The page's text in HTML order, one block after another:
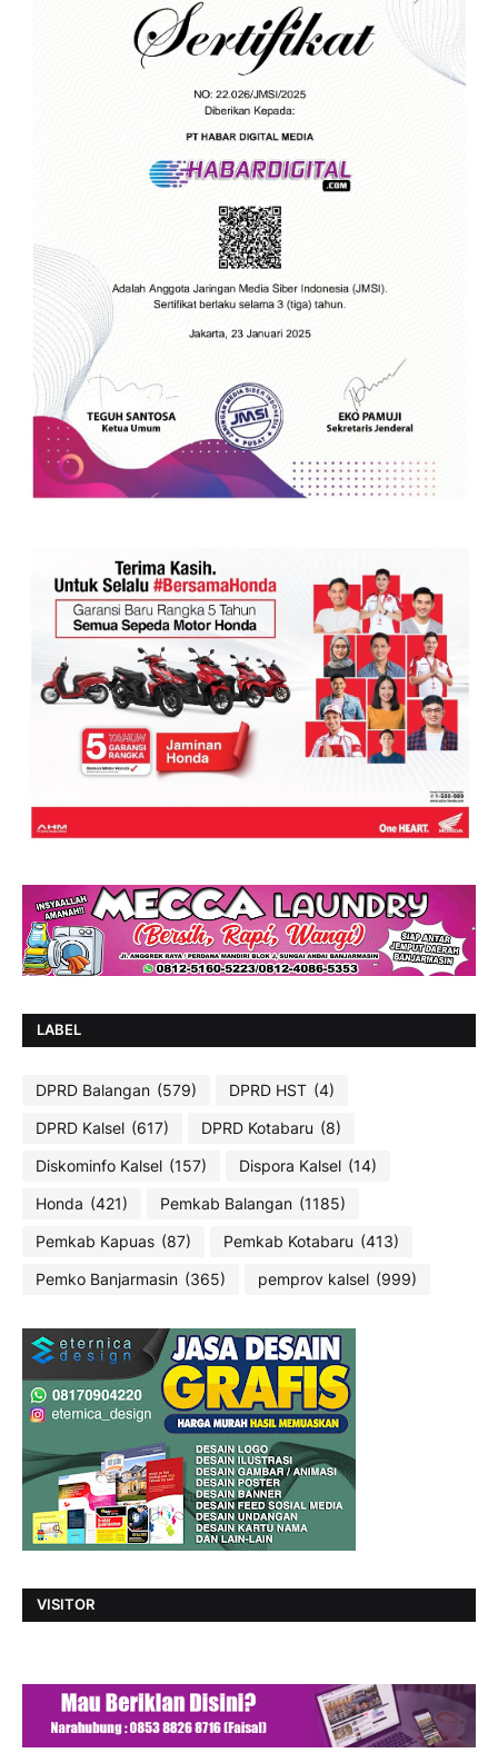
LABEL
DPRD Balangan (579) DPRD HST (4)
DPRD Kalsel (617) DPRD Kotabaru (8)
Diskominfo Kalsel (157) Dispora Kalsel (14)
Honda (421) Pemkab Balangan (1185)
Pemkab Kapuas (87) Pemkab Kotabaru (413)
Pemko Banjarmasin (365) pemprov kalsel (999)
VISITOR